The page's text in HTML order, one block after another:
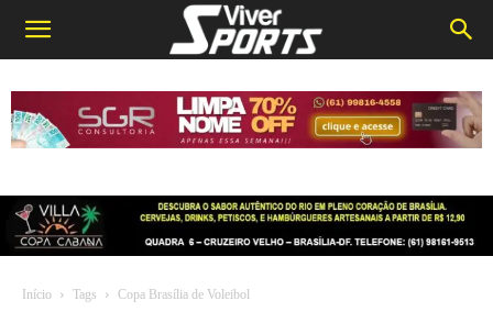
Início Tags Copa Brasília de Voleibol